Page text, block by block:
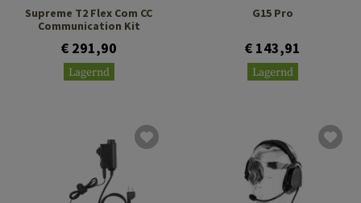
Supreme T2 Flex Com CC
Communication Kit
€ 291,90
Lagernd
G15 Pro
€ 143,91
Lagernd